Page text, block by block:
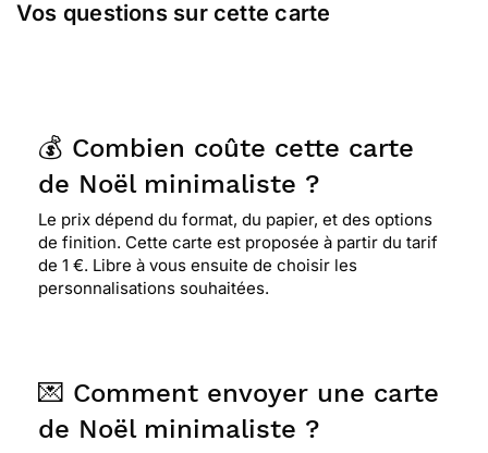
Vos questions sur cette carte
💰 Combien coûte cette carte
de Noël minimaliste ?
Le prix dépend du format, du papier, et des options
de finition. Cette carte est proposée à partir du tarif
de 1 €. Libre à vous ensuite de choisir les
personnalisations souhaitées.
💌 Comment envoyer une carte
de Noël minimaliste ?